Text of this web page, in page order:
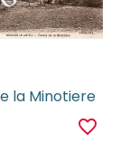
la Minotiere
favorite_border